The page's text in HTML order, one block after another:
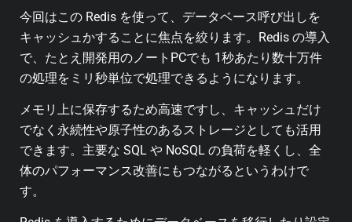
今回はこの Redis を使って、データベース呼び出しを
キャッシュかすることに焦点を絞ります。Redis の導入
で、たとえ開発用のノートPCでも 1秒あたり数十万件
の処理をミリ秒単位で処理できるようになります。
メモリ上に保存するため高速ですし、キャッシュだけ
でなく永続性や原子性のあるストレージとしても活用
できます。主要な SQL や NoSQL の負荷を軽くし、全
体のパフォーマンス改善にもつながるというわけで
す。